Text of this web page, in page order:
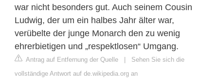
war nicht besonders gut. Auch seinem Cousin
Ludwig, der um ein halbes Jahr älter war,
verübelte der junge Monarch den zu wenig
ehrerbietigen und „respektlosen“ Umgang.
Antrag auf Entfernung der Quelle | Sehen Sie sich die
vollständige Antwort auf de.wikipedia.org an